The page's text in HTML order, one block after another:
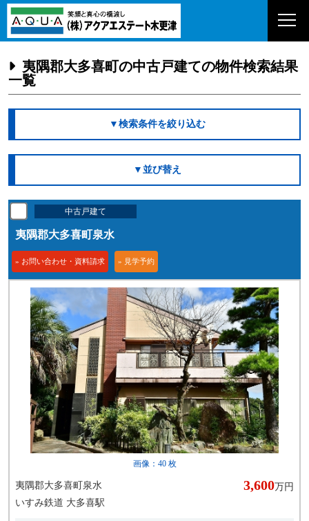
夷隅郡大多喜町の中古戸建ての物件検索結果
一覧
▼検索条件を絞り込む
▼並び替え
中古戸建て
夷隅郡大多喜町泉水
» お問い合わせ・資料請求 » 見学予約
画像： 40枚
夷隅郡大多喜町泉水
いすみ鉄道 大多喜駅
3,600万円